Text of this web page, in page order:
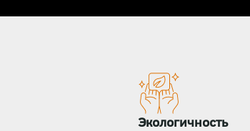
Экологичность